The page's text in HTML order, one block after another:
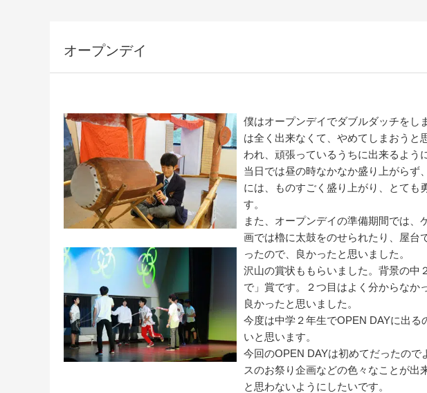
オープンデイ
僕はオープンデイでダブルダッチをし
は全く出来なくて、やめてしまおうと
われ、頑張っているうちに出来るよう
当日では昼の時なかなか盛り上がらず
には、ものすごく盛り上がり、とても
す。
また、オープンデイの準備期間では、
画では櫓に太鼓をのせられたり、屋台
ったので、良かったと思いました。
沢山の賞状ももらいました。背景の中
で」賞です。２つ目はよく分からなか
良かったと思いました。
今度は中学２年生でOPEN DAYに出
いと思います。
今回のOPEN DAYは初めてだったの
スのお祭り企画などの色々なことが出
と思わないようにしたいです。